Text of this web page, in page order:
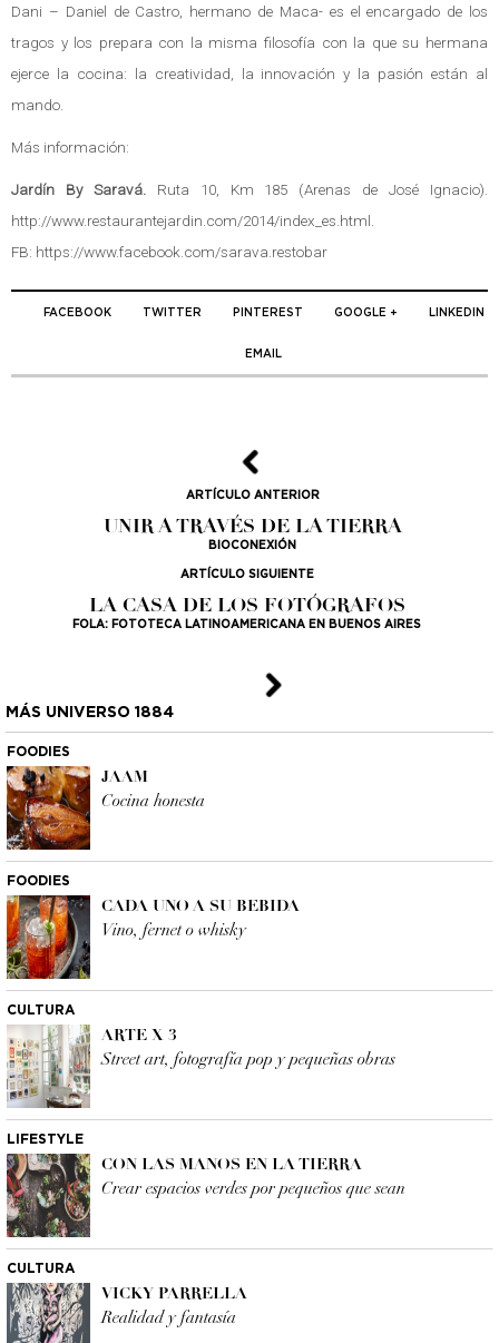
Dani – Daniel de Castro, hermano de Maca- es el encargado de los
tragos y los prepara con la misma filosofía con la que su hermana
ejerce la cocina: la creatividad, la innovación y la pasión están al
mando.
Más información:
Jardín By Saravá. Ruta 10, Km 185 (Arenas de José Ignacio).
http://www.restaurantejardin.com/2014/index_es.html
FB: https://www.facebook.com/sarava.restobar
FACEBOOK TWITTER PINTEREST GOOGLE + LINKEDIN
EMAIL
ARTÍCULO ANTERIOR
UNIR A TRAVÉS DE LA TIERRA
BIOCONEXIÓN
ARTÍCULO SIGUIENTE
LA CASA DE LOS FOTÓGRAFOS
FOLA: FOTOTECA LATINOAMERICANA EN BUENOS AIRES
MÁS UNIVERSO 1884
FOODIES
JAAM
Cocina honesta
FOODIES
CADA UNO A SU BEBIDA
Vino, fernet o whisky
CULTURA
ARTE X 3
Street art, fotografía pop y pequeñas obras
LIFESTYLE
CON LAS MANOS EN LA TIERRA
Crear espacios verdes por pequeños que sean
CULTURA
VICKY PARRELLA
Realidad y fantasía